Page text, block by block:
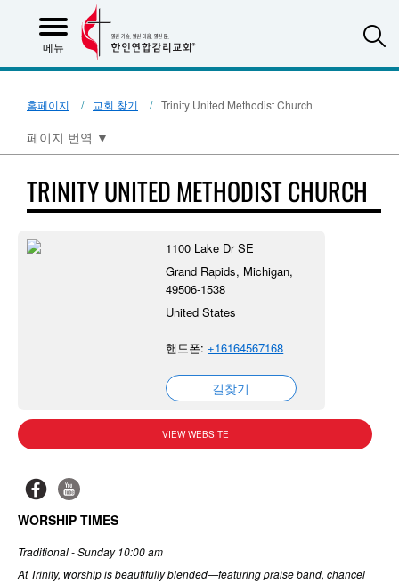
메뉴
홈페이지 교회 찾기 Trinity United Methodist Church
페이지 번역 ▼
TRINITY UNITED METHODIST CHURCH
1100 Lake Dr SE
Grand Rapids, Michigan,
49506-1538
United States
핸드폰:+16164567168
길찾기
VIEW WEBSITE
WORSHIP TIMES
Traditional - Sunday 10:00 am
At Trinity, worship is beautifully blended—featuring praise band, chancel